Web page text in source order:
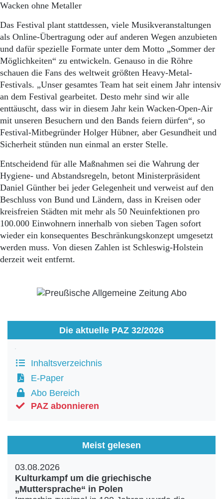
Wacken ohne Metaller
Das Festival plant stattdessen, viele Musikveranstaltungen
als Online-Übertragung oder auf anderen Wegen anzubieten
und dafür spezielle Formate unter dem Motto „Sommer der
Möglichkeiten“ zu entwickeln. Genauso in die Röhre
schauen die Fans des weltweit größten Heavy-Metal-
Festivals. „Unser gesamtes Team hat seit einem Jahr intensiv
an dem Festival gearbeitet. Desto mehr sind wir alle
enttäuscht, dass wir in diesem Jahr kein Wacken-Open-Air
mit unseren Besuchern und den Bands feiern dürfen“, so
Festival-Mitbegründer Holger Hübner, aber Gesundheit und
Sicherheit stünden nun einmal an erster Stelle.
Entscheidend für alle Maßnahmen sei die Wahrung der
Hygiene- und Abstandsregeln, betont Ministerpräsident
Daniel Günther bei jeder Gelegenheit und verweist auf den
Beschluss von Bund und Ländern, dass in Kreisen oder
kreisfreien Städten mit mehr als 50 Neuinfektionen pro
100.000 Einwohnern innerhalb von sieben Tagen sofort
wieder ein konsequentes Beschränkungskonzept umgesetzt
werden muss. Von diesen Zahlen ist Schleswig-Holstein
derzeit weit entfernt.
Die aktuelle PAZ 32/2026
Inhaltsverzeichnis
E-Paper
Abo Bereich
PAZ abonnieren
Meist gelesen
03.08.2026
Kulturkampf um die griechische
„Muttersprache“ in Polen